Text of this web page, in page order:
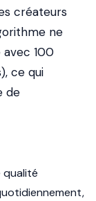
créateurs
ne
100
ce qui
de
qualité